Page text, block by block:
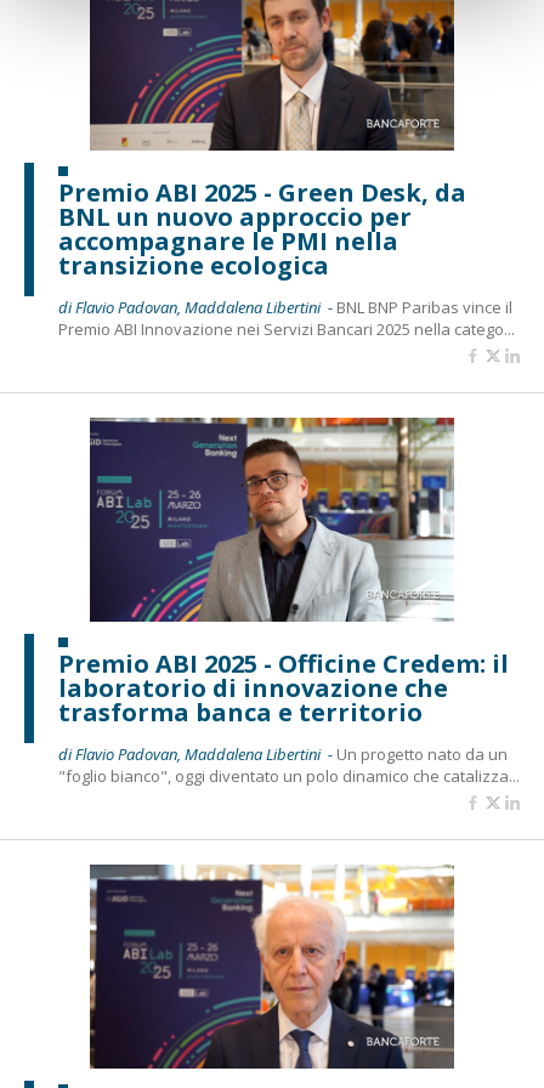
Premio ABI 2025 - Green Desk, da
BNL un nuovo approccio per
accompagnare le PMI nella
transizione ecologica
di Flavio Padovan, Maddalena Libertini - BNL BNP Paribas vince il
Premio ABI Innovazione nei Servizi Bancari 2025 nella catego...
Premio ABI 2025 - Officine Credem: il
laboratorio di innovazione che
trasforma banca e territorio
di Flavio Padovan, Maddalena Libertini - Un progetto nato da un
"foglio bianco", oggi diventato un polo dinamico che catalizza...